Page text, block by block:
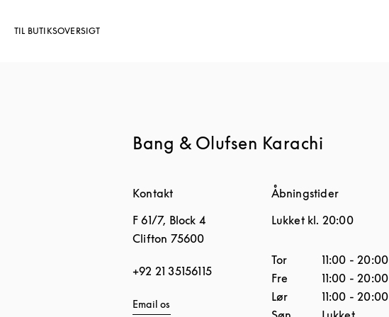
TIL BUTIKSOVERSIGT
Bang & Olufsen Karachi
Kontakt
F 61/7, Block 4
Clifton 75600
+92 21 35156115
Email os
Åbningstider
Lukket kl. 20:00
Ugedag Åbningstider
Tor 11:00 -20:00
Fre
11:00 -20:00
Lør
11:00 -20:00